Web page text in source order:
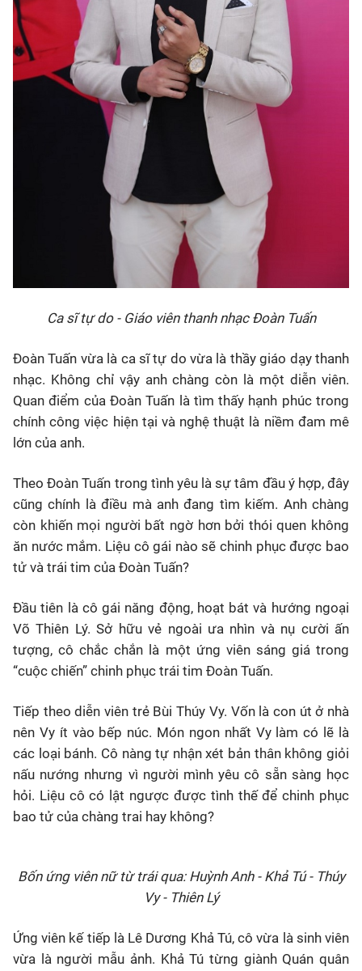
Ca sĩ tự do - Giáo viên thanh nhạc Đoàn Tuấn
Đoàn Tuấn vừa là ca sĩ tự do vừa là thầy giáo dạy thanh
nhạc. Không chỉ vậy anh chàng còn là một diễn viên.
Quan điểm của Đoàn Tuấn là tìm thấy hạnh phúc trong
chính công việc hiện tại và nghệ thuật là niềm đam mê
lớn của anh.
Theo Đoàn Tuấn trong tình yêu là sự tâm đầu ý hợp, đây
cũng chính là điều mà anh đang tìm kiếm. Anh chàng
còn khiến mọi người bất ngờ hơn bởi thói quen không
ăn nước mắm. Liệu cô gái nào sẽ chinh phục được bao
tử và trái tim của Đoàn Tuấn?
Đầu tiên là cô gái năng động, hoạt bát và hướng ngoại
Võ Thiên Lý. Sở hữu vẻ ngoài ưa nhìn và nụ cười ấn
tượng, cô chắc chắn là một ứng viên sáng giá trong
“cuộc chiến” chinh phục trái tim Đoàn Tuấn.
Tiếp theo diễn viên trẻ Bùi Thúy Vy. Vốn là con út ở nhà
nên Vy ít vào bếp núc. Món ngon nhất Vy làm có lẽ là
các loại bánh. Cô nàng tự nhận xét bản thân không giỏi
nấu nướng nhưng vì người mình yêu cô sẵn sàng học
hỏi. Liệu cô có lật ngược được tình thế để chinh phục
bao tử của chàng trai hay không?
Bốn ứng viên nữ từ trái qua: Huỳnh Anh - Khả Tú - Thúy
Vy - Thiên Lý
Ứng viên kế tiếp là Lê Dương Khả Tú, cô vừa là sinh viên
vừa là người mẫu ảnh. Khả Tú từng giành Quán quân